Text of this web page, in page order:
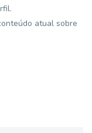
atual sobre